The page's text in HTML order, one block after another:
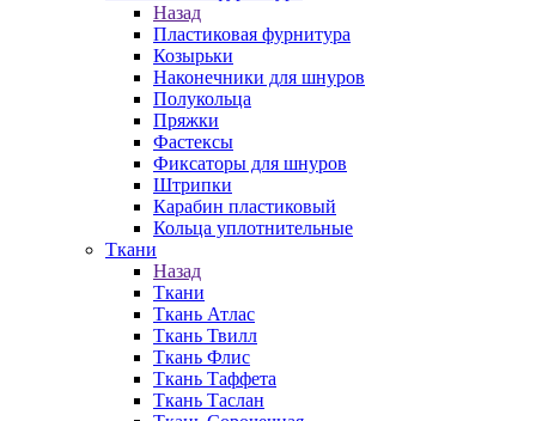
Назад
Пластиковая фурнитура
Козырьки
Наконечники для шнуров
Полукольца
Пряжки
Фастексы
Фиксаторы для шнуров
Штрипки
Карабин пластиковый
Кольца уплотнительные
Ткани
Назад
Ткани
Ткань Атлас
Ткань Твилл
Ткань Флис
Ткань Таффета
Ткань Таслан